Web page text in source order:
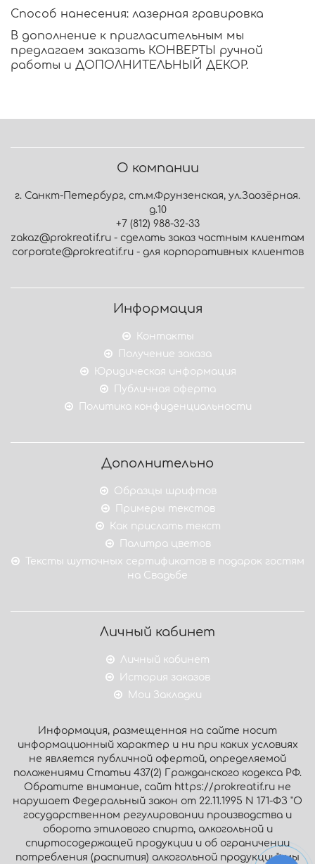
Способ нанесения: лазерная гравировка
В дополнение к пригласительным мы
предлагаем заказать КОНВЕРТЫ ручной
работы и ДОПОЛНИТЕЛЬНЫЙ ДЕКОР.
О компании
г. Санкт-Петербург, ст.м.Фрунзенская, ул.Заозёрная.
д.10
+7 (812) 988-32-33
zakaz@prokreatif.ru - сделать заказ частным клиентам
corporate@prokreatif.ru - для корпоративных клиентов
Информация
Контакты
Получение заказа
Юридическая информация
Публичная оферта
Политика конфиденциальности
Дополнительно
Образцы шрифтов
Примеры текстов
Как прислать текст
Палитра цветов
Тексты шуточных сертификатов в подарок гостям
на Свадьбе
Личный кабинет
Личный кабинет
История заказов
Мои Закладки
Информация, размещенная на сайте носит
информационный характер и ни при каких условиях
не является публичной офертой, определяемой
положениями Статьи 437(2) Гражданского кодекса РФ.
Обратите внимание, сайт https://prokreatif.ru не
нарушает Федеральный закон от 22.11.1995 N 171-ФЗ "О
государственном регулировании производства и
оборота этилового спирта, алкогольной и
спиртосодержащей продукции и об ограничении
потребления (распития) алкогольной продукции": мы